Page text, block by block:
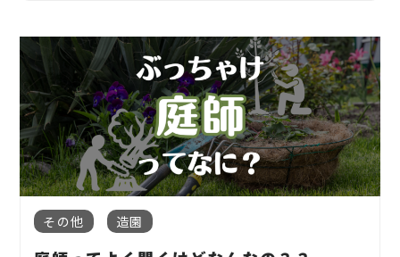
ぐためにも重要です。また、定期的な草刈りは火災の
危険性を減らし、生態系のバランスを保つのにも役
立ちます。
ので、
お気軽にお問い合わせください！
松、スギ、クスノキ、くろがねもち、もみの木、どん
ぐりの木、竹、柿の木、オリーブ、もみじ、柿の木、
金木犀、アカシア、シダレエゴノキ、コニファー、
梅、かしの木、ブルーアイス、クチナシ、ナンテン、
木、桜、ゴールドクレスト、アオハダ、いちじく、椰
まれます：
地面の準備:
まず、芝生を張る前に地面を適切に準備します。これ
には、地面を平らにし、石や根を取り除き、土壌を緩
めることが含まれます。
芝の敷設:
準備が整ったら、芝生の苗を地面に密集して敷き詰
めます。通常、芝の苗は一定のパターンで敷き詰めら
【青森県】青森県青森市、鯵ヶ沢町
その他青森県内対応
地域密着で伐採・抜根・剪定・草刈りなどのお庭の
い！
その他 造園